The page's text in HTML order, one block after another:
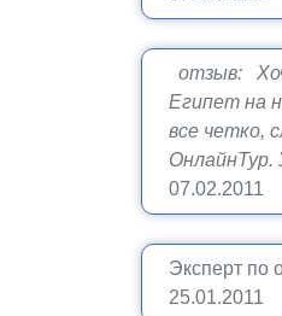
отзыв:
Египет на
все четко,
ОнлайнТур.
07.02.2011
Эксперт по
25.01.2011